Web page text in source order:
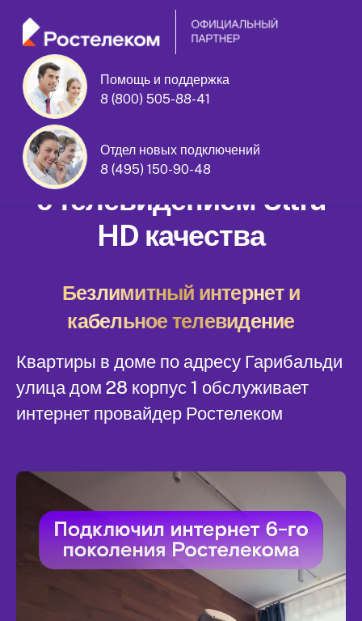
Помощь и поддержка
8 (800) 505-88-41
Отдел новых подключений
8 (495) 150-90-48
Гарибальди улица дом 28 корпус 1
Домашний интернет
с телевидением Ultra
HD качества
Безлимитный интернет и
кабельное телевидение
Квартиры в доме по адресу Гарибальди
улица дом 28 корпус 1 обслуживает
интернет провайдер Ростелеком